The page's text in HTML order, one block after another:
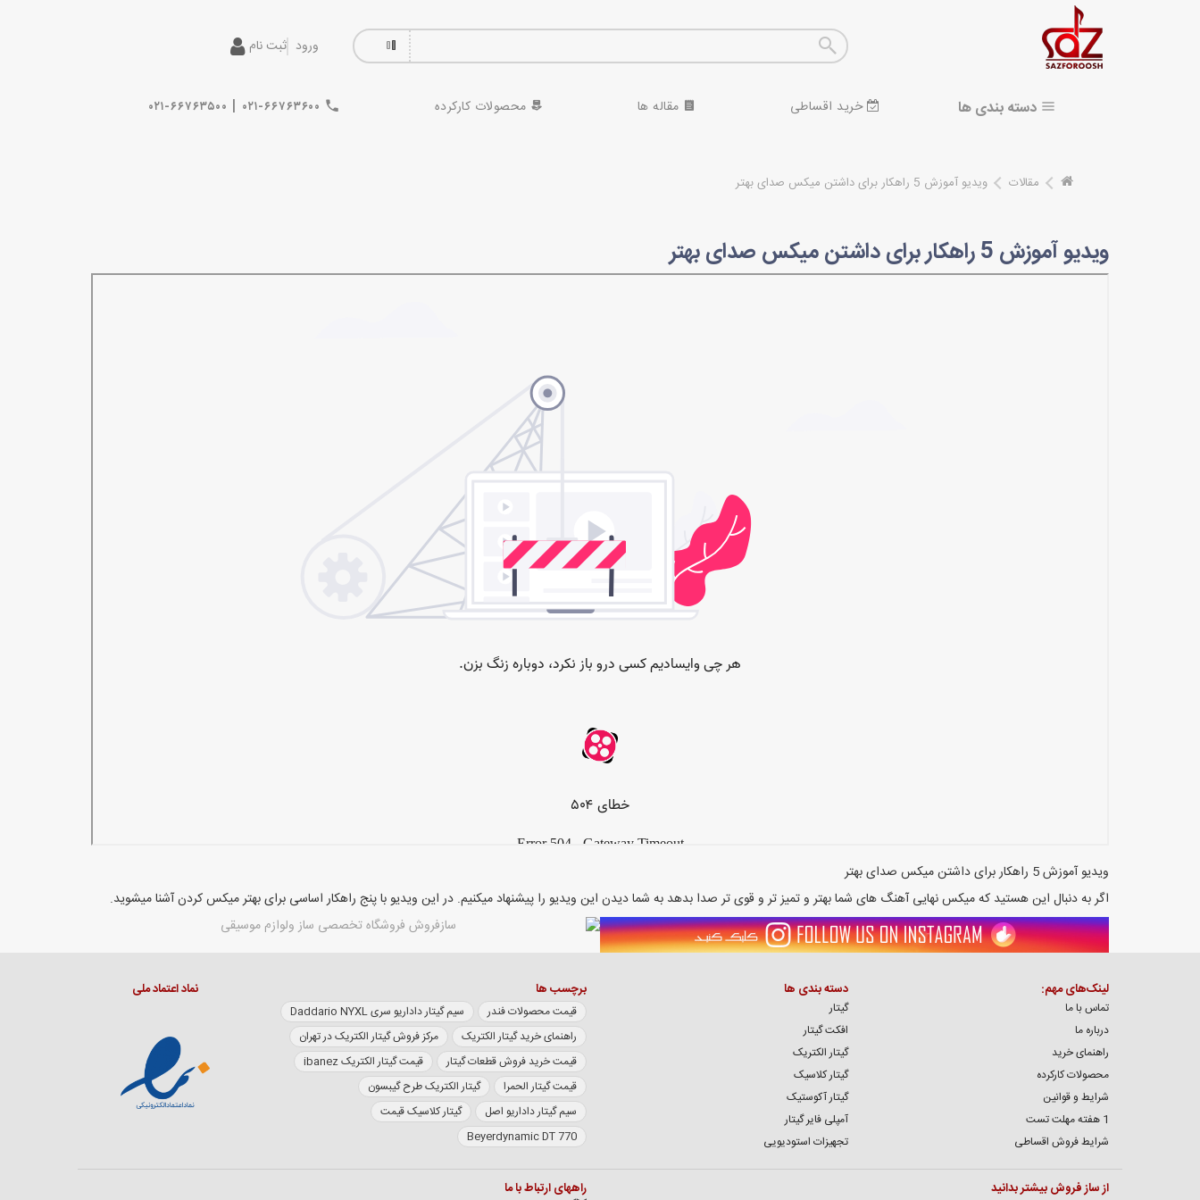
ورود ثبت نام
دسته بندی ها خرید اقساطی مقاله ها محصولات کارکرده ۰۲۱-۶۶۷۶۳۶۰۰ | ۰۲۱-۶۶۷۶۳۵۰۰
مقالات ویدیو آموزش 5 راهکار برای داشتن میکس صدای بهتر
ویدیو آموزش 5 راهکار برای داشتن میکس صدای بهتر
ویدیو آموزش 5 راهکار برای داشتن میکس صدای بهتر
اگر به دنبال این هستید که میکس نهایی آهنگ های شما بهتر و تمیز تر و قوی تر صدا بدهد به شما دیدن این ویدیو را پیشنهاد میکنیم. در این ویدیو با پنج راهکار اساسی برای بهتر میکس کردن آشنا میشوید.
لینک‌های مهم:
تماس با ما
درباره ما
راهنمای خرید
محصولات کارکرده
شرایط و قوانین
1 هفته مهلت تست
شرایط فروش اقساطی
دسته بندی ها
گیتار
افکت گیتار
گیتار الکتریک
گیتار کلاسیک
گیتار آکوستیک
آمپلی فایر گیتار
تجهیزات استودیویی
برچسب ها
قیمت محصولات فندر
سیم گیتار داداریو سری Daddario NYXL
راهنمای خرید گیتار الکتریک
مرکز فروش گیتار الکتریک در تهران
قیمت خرید فروش قطعات گیتار
قیمت گیتار الکتریک ibanez
قیمت گیتار الحمرا
گیتار الکتریک طرح گیبسون
سیم گیتار داداریو اصل
گیتار کلاسیک قیمت
Beyerdynamic DT 770
نماد اعتماد ملی
از ساز فروش بیشتر بدانید راههای ارتباط با ما